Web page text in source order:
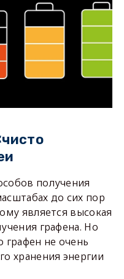
получения
до сих пор
является высокая
графена. Но
графен не очень
хранения энергии